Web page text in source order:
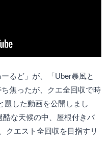
るど」が、「Uber暴風と
焦ったが、クエ全回収で時
した動画を公開しまし
な天候の中、屋根付きバ
クエスト全回収を目指すリ